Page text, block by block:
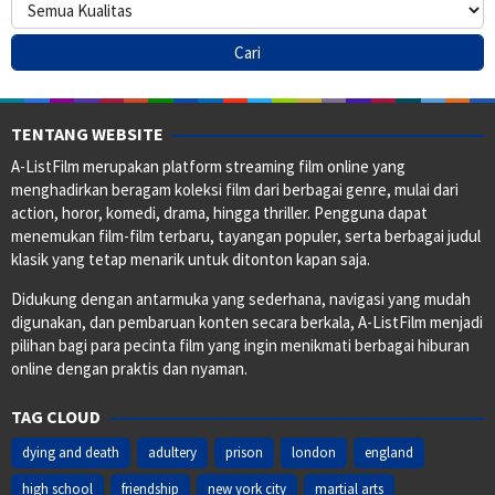
TENTANG WEBSITE
A-ListFilm merupakan platform streaming film online yang
menghadirkan beragam koleksi film dari berbagai genre, mulai dari
action, horor, komedi, drama, hingga thriller. Pengguna dapat
menemukan film-film terbaru, tayangan populer, serta berbagai judul
klasik yang tetap menarik untuk ditonton kapan saja.
Didukung dengan antarmuka yang sederhana, navigasi yang mudah
digunakan, dan pembaruan konten secara berkala, A-ListFilm menjadi
pilihan bagi para pecinta film yang ingin menikmati berbagai hiburan
online dengan praktis dan nyaman.
TAG CLOUD
dying and death adultery prison london
england
high school
friendship new york city martial arts